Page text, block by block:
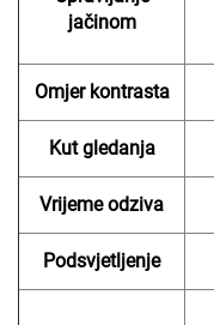
jačinom
Omjer kontrasta
Kut gledanja
Vrijeme odziva
Podsvjetljenje